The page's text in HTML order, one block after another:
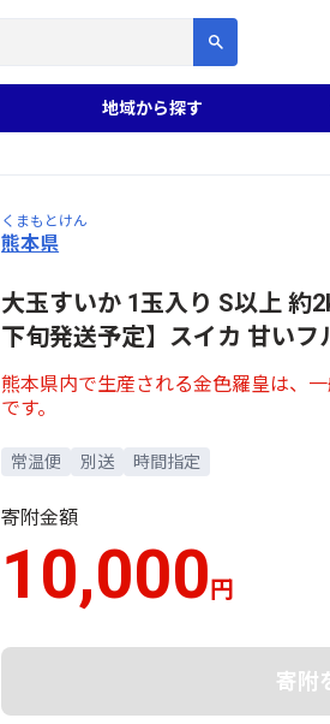
地域から探す
くまもとけん
熊本県
大玉すいか 1玉入り S以上 約
下旬発送予定】スイカ 甘い
熊本県内で生産される金色羅皇は、
です。
常温便 別送 時間指定
寄附金額
10,000円
寄附